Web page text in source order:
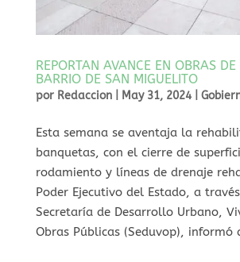
REPORTAN AVANCE EN OBRAS DE
BARRIO DE SAN MIGUELITO
por Redaccion| May 31, 2024|
Esta semana se aventaja la
banquetas, con el cierre de
rodamiento y líneas de drenaje
Poder Ejecutivo del Estado, a
Secretaría de Desarrollo Urbano,
Obras Públicas (Seduvop), informó